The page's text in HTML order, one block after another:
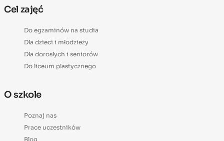
Cel zajęć
Do egzaminów na studia
Dla dzieci i młodzieży
Dla dorosłych i seniorów
Do liceum plastycznego
O szkole
Poznaj nas
Prace uczestników
Blog